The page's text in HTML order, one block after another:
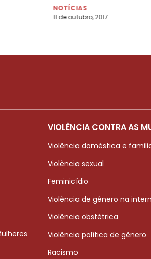
NOTÍCIAS
11 de outubro, 2017
VIOLÊNCIA CONTRA AS
Violência doméstica e
Violência sexual
Feminicídio
Violência de gênero na
Violência obstétrica
Violência política de gênero
Racismo